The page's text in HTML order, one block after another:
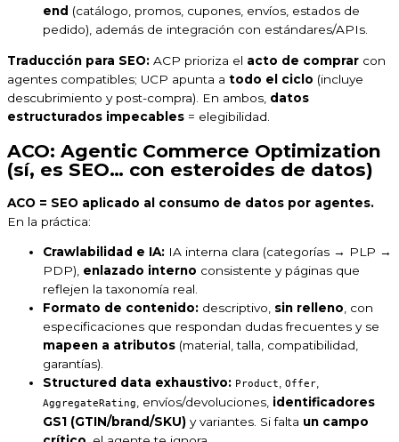
end (catálogo, promos, cupones, envíos, estados de
pedido), además de integración con estándares/APIs.
Traducción para SEO: ACP prioriza el acto de comprar con
agentes compatibles; UCP apunta a todo el ciclo (incluye
descubrimiento y post-compra). En ambos, datos
estructurados impecables = elegibilidad.
ACO: Agentic Commerce Optimization
(sí, es SEO… con esteroides de datos)
ACO = SEO aplicado al consumo de datos por agentes.
En la práctica:
Crawlabilidad e IA: IA interna clara (categorías → PLP →
PDP), enlazado interno consistente y páginas que
reflejen la taxonomía real.
Formato de contenido: descriptivo, sin relleno, con
especificaciones que respondan dudas frecuentes y se
mapeen a atributos (material, talla, compatibilidad,
garantías).
Structured data exhaustivo: Product, Offer,
AggregateRating, envíos/devoluciones, identificadores
GS1 (GTIN/brand/SKU) y variantes. Si falta un campo